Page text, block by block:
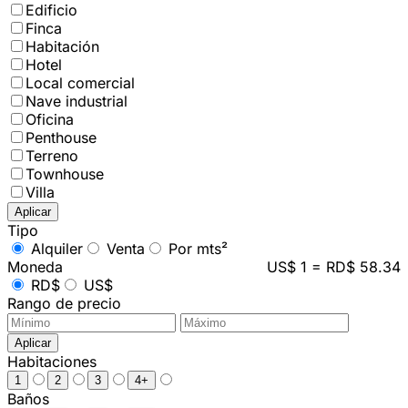
Edificio
Finca
Habitación
Hotel
Local comercial
Nave industrial
Oficina
Penthouse
Terreno
Townhouse
Villa
Aplicar
Tipo
Alquiler
Venta
Por mts²
Moneda
US$ 1 = RD$ 58.34
RD$
US$
Rango de precio
Aplicar
Habitaciones
1 2 3 4+
Baños